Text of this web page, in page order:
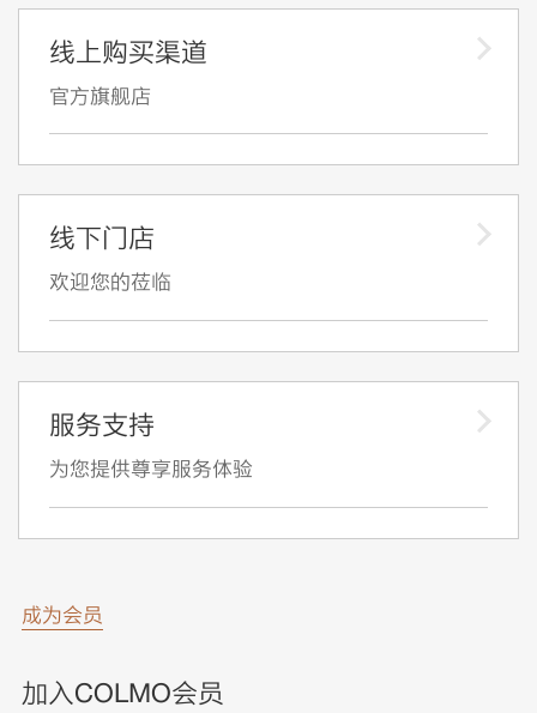
线上购买渠道
官方旗舰店
线下门店
欢迎您的莅临
服务支持
为您提供尊享服务体验
成为会员
加入COLMO会员